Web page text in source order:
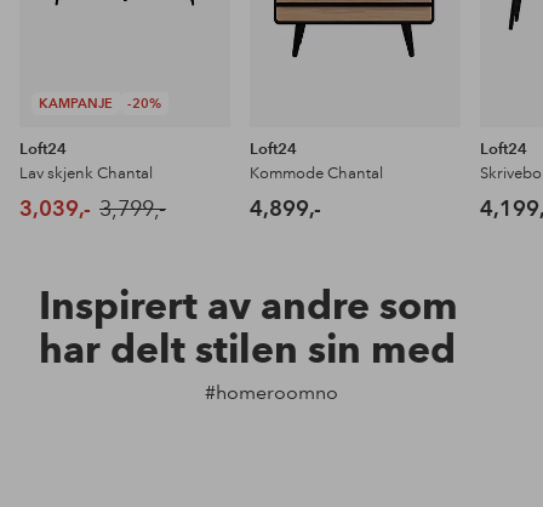
KAMPANJE -20%
Loft24
Lav skjenk Chantal
3,039,- 3,799,-
Loft24
Kommode Chantal
4,899,-
Loft24
Inspirert av andre som
har delt stilen sin med
#homeroomno